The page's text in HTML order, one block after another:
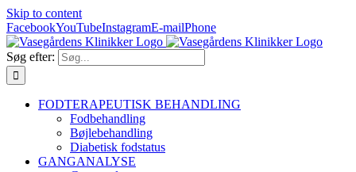
Skip to content
FacebookYouTubeInstagramE-mailPhone
Søg efter:
FODTERAPEUTISK BEHANDLING
Fodbehandling
Bøjlebehandling
Diabetisk fodstatus
GANGANALYSE